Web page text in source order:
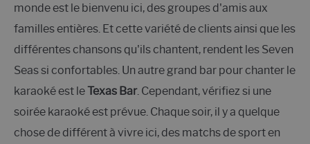
monde est le bienvenu ici, des groupes d'amis aux
familles entières. Et cette variété de clients ainsi que les
différentes chansons qu'ils chantent, rendent les Seven
Seas si confortables. Un autre grand bar pour chanter le
karaoké est leTexas Bar. Cependant, vérifiez si une
soirée karaoké est prévue. Chaque soir, il y a quelque
chose de différent à vivre ici, des matchs de sport en